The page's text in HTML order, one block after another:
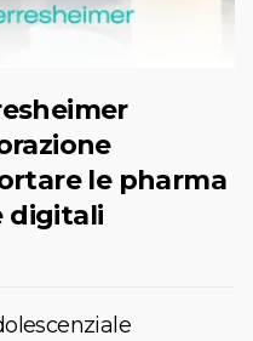
le pharma
digitali